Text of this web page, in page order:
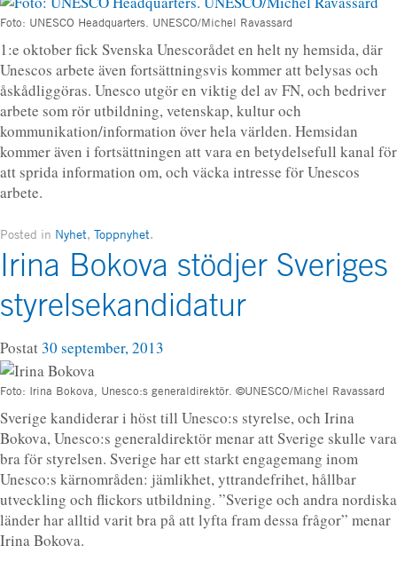
Foto: UNESCO Headquarters. UNESCO/Michel Ravassard
1:e oktober fick Svenska Unescorådet en helt ny hemsida, där
Unescos arbete även fortsättningsvis kommer att belysas och
åskådliggöras. Unesco utgör en viktig del av FN, och bedriver
arbete som rör utbildning, vetenskap, kultur och
kommunikation/information över hela världen. Hemsidan
kommer även i fortsättningen att vara en betydelsefull kanal för
att sprida information om, och väcka intresse för Unescos
arbete.
Posted in Nyhet, Toppnyhet.
Irina Bokova stödjer Sveriges
styrelsekandidatur
Postat30 september, 2013
Foto: Irina Bokova, Unesco:s generaldirektör. ©UNESCO/Michel Ravassard
Sverige kandiderar i höst till Unesco:s styrelse, och Irina
Bokova, Unesco:s generaldirektör menar att Sverige skulle vara
bra för styrelsen. Sverige har ett starkt engagemang inom
Unesco:s kärnområden: jämlikhet, yttrandefrihet, hållbar
utveckling och flickors utbildning. ”Sverige och andra nordiska
länder har alltid varit bra på att lyfta fram dessa frågor” menar
Irina Bokova.